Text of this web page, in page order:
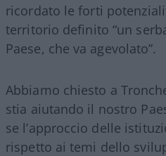
ricordato le forti
territorio definito “un
Paese, che va agevolato”.
Abbiamo chiesto a
stia aiutando il nostro
se l’approccio delle
rispetto ai temi dello